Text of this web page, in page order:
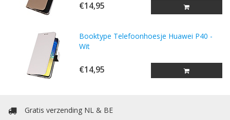
€14,95
Booktype Telefoonhoesje Huawei P40 -
Wit
€14,95
Gratis verzending NL & BE